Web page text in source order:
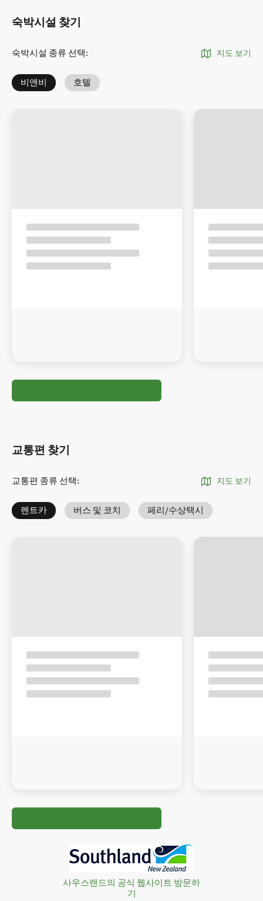
숙박시설 찾기
숙박시설 종류 선택: 지도 보기
비앤비 호텔
교통편 찾기
교통편 종류 선택: 지도 보기
렌트카 버스 및 코치 페리/수상택시
사우스랜드의 공식 웹사이트 방문하
기